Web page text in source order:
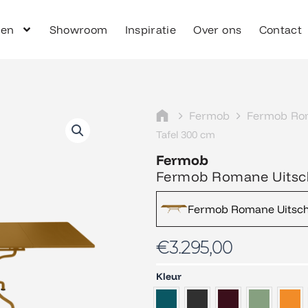
Showroom Inspiratie Over ons Contact
Fermob Fermob
Tafel 300 cm
Fermob
Fermob Romane
Fermob Romane
€3.295,00
Kleur
Fermob
Romane